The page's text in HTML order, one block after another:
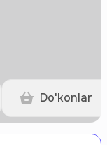
Do'konlar